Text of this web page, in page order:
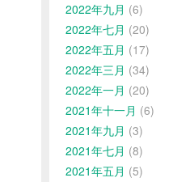
2022年九月 (6)
2022年七月 (20)
2022年五月 (17)
2022年三月 (34)
2022年一月 (20)
2021年十一月 (6)
2021年九月 (3)
2021年七月 (8)
2021年五月 (5)